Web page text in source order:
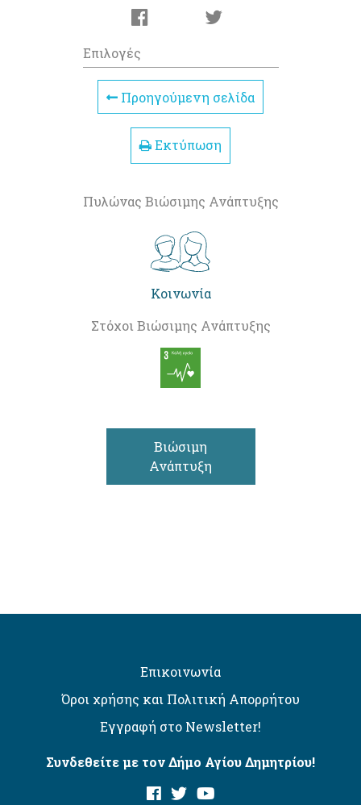
Επιλογές
Προηγούμενη σελίδα
Εκτύπωση
Πυλώνας Βιώσιμης Ανάπτυξης
Κοινωνία
Στόχοι Βιώσιμης Ανάπτυξης
Βιώσιμη
Ανάπτυξη
Επικοινωνία
Όροι χρήσης και Πολιτική Απορρήτου
Εγγραφή στο Newsletter!
Συνδεθείτε με τον Δήμο Αγίου Δημητρίου!